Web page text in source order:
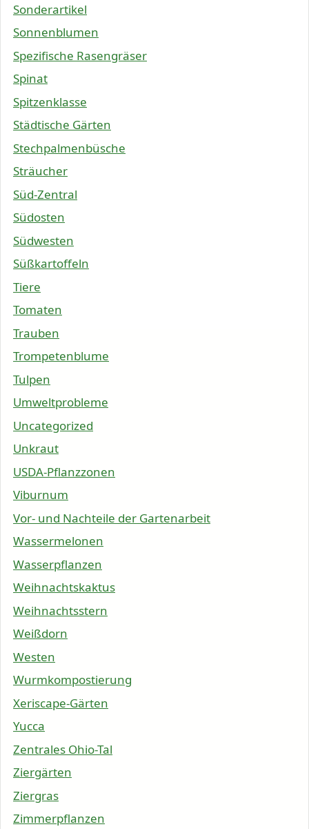
Sonderartikel
Sonnenblumen
Spezifische Rasengräser
Spinat
Spitzenklasse
Städtische Gärten
Stechpalmenbüsche
Sträucher
Süd-Zentral
Südosten
Südwesten
Süßkartoffeln
Tiere
Tomaten
Trauben
Trompetenblume
Tulpen
Umweltprobleme
Uncategorized
Unkraut
USDA-Pflanzzonen
Viburnum
Vor- und Nachteile der Gartenarbeit
Wassermelonen
Wasserpflanzen
Weihnachtskaktus
Weihnachtsstern
Weißdorn
Westen
Wurmkompostierung
Xeriscape-Gärten
Yucca
Zentrales Ohio-Tal
Ziergärten
Ziergras
Zimmerpflanzen